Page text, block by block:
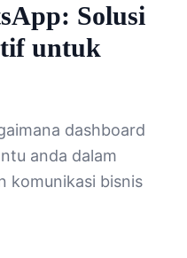
Solusi
untuk
dashboard
anda dalam
komunikasi bisnis